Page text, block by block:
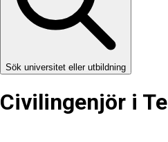
Sök universitet eller utbildning
Civilingenjör i